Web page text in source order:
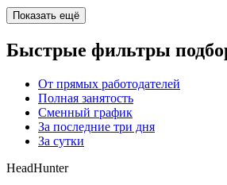
Показать ещё
Быстрые фильтры
От прямых работодателей
Полная занятость
Сменный график
За последние три дня
За сутки
HeadHunter